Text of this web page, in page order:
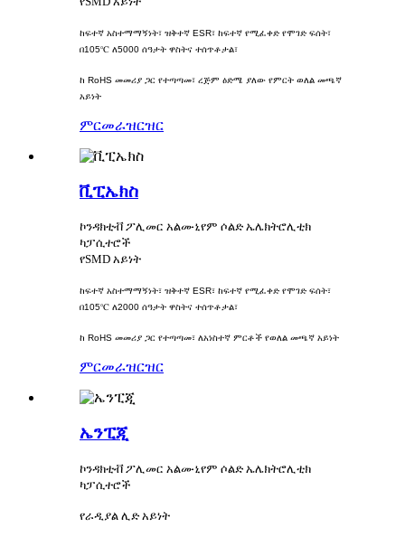
ከፍተኛ አስተማማኝነት፣ ዝቅተኛ ESR፣ ከፍተኛ የሚፈቀድ የሞገድ ፍሰት፣
በ105℃ ለ5000 ሰዓታት ዋስትና ተሰጥቶታል፣
ከ RoHS መመሪያ ጋር የተጣጣመ፣ ረጅም ዕድሜ ያለው የምርት ወለል መጫኛ
አይነት
ምርመራዝርዝር
ቪፒኤክስ
ኮንዳክቲቭ ፖሊመር አልሙኒየም ሶልድ ኤሌክትሮሊቲክ
ካፓሲተሮች
የSMD አይነት
ከፍተኛ አስተማማኝነት፣ ዝቅተኛ ESR፣ ከፍተኛ የሚፈቀድ የሞገድ ፍሰት፣
በ105℃ ለ2000 ሰዓታት ዋስትና ተሰጥቶታል፣
ከ RoHS መመሪያ ጋር የተጣጣመ፣ ለአነስተኛ ምርቶች የወለል መጫኛ አይነት
ምርመራዝርዝር
ኤንፒጂ
ኮንዳክቲቭ ፖሊመር አልሙኒየም ሶልድ ኤሌክትሮሊቲክ
ካፓሲተሮች
የራዲያል ሊድ አይነት